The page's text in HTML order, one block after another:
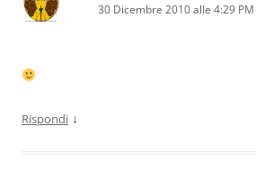
30 Dicembre 2010 alle 4:29 PM
Rispondi ↓